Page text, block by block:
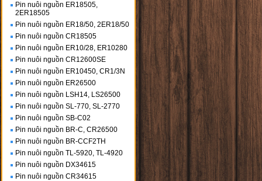
Pin nuôi nguồn ER18505,
2ER18505
Pin nuôi nguồn ER18/50, 2ER18/50
Pin nuôi nguồn CR18505
Pin nuôi nguồn ER10/28, ER10280
Pin nuôi nguồn CR12600SE
Pin nuôi nguồn ER10450, CR1/3N
Pin nuôi nguồn ER26500
Pin nuôi nguồn LSH14, LS26500
Pin nuôi nguồn SL-770, SL-2770
Pin nuôi nguồn SB-C02
Pin nuôi nguồn BR-C, CR26500
Pin nuôi nguồn BR-CCF2TH
Pin nuôi nguồn TL-5920, TL-4920
Pin nuôi nguồn DX34615
Pin nuôi nguồn CR34615